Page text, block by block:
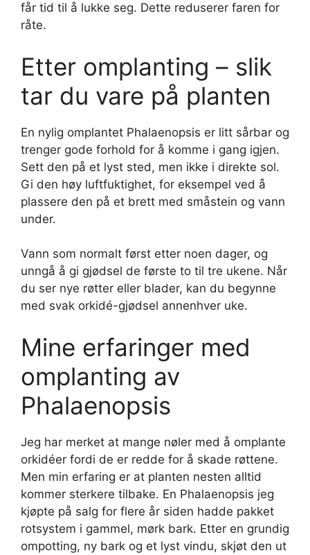
får tid til å lukke seg. Dette reduserer faren for
råte.
Etter omplanting – slik
tar du vare på planten
En nylig omplantet Phalaenopsis er litt sårbar og
trenger gode forhold for å komme i gang igjen.
Sett den på et lyst sted, men ikke i direkte sol.
Gi den høy luftfuktighet, for eksempel ved å
plassere den på et brett med småstein og vann
under.
Vann som normalt først etter noen dager, og
unngå å gi gjødsel de første to til tre ukene. Når
du ser nye røtter eller blader, kan du begynne
med svak orkidé-gjødsel annenhver uke.
Mine erfaringer med
omplanting av
Phalaenopsis
Jeg har merket at mange nøler med å omplante
orkidéer fordi de er redde for å skade røttene.
Men min erfaring er at planten nesten alltid
kommer sterkere tilbake. En Phalaenopsis jeg
kjøpte på salg for flere år siden hadde pakket
rotsystem i gammel, mørk bark. Etter en grundig
ompotting, ny bark og et lyst vindu, skjøt den ut